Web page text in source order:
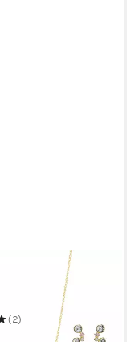
und Ketten Set
Schmuck Geschenk
(2)
300,00 €